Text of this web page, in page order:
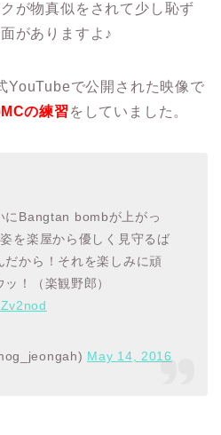
が物真似をされて少し恥ず
がありますよ♪
YouTubeで公開された映像で
の練習 をしていました。
にBangtan bombが上がっ
を楽屋から優しく見守るば
だから！それを楽しみに頑
！（楽観野郎）
May 14, 2016